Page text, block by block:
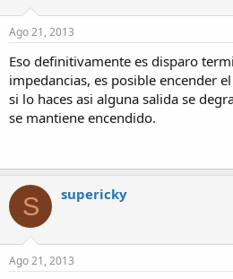
Ago 21, 2013
Eso definitivamente es disparo
impedancias, es posible encender
si lo haces asi alguna salida se
se mantiene encendido.
S supericky
Ago 21, 2013